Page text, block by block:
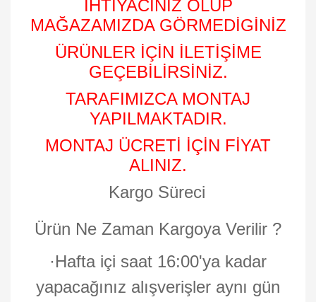
İHTİYACINIZ OLUP
MAĞAZAMIZDA GÖRMEDİGİNİZ
ÜRÜNLER İÇİN İLETİŞİME
GEÇEBİLİRSİNİZ.
TARAFIMIZCA MONTAJ
YAPILMAKTADIR.
MONTAJ ÜCRETİ İÇİN FİYAT
ALINIZ.
Kargo Süreci
Ürün Ne Zaman Kargoya Verilir ?
·Hafta içi saat 16:00'ya kadar
yapacağınız alışverişler aynı gün